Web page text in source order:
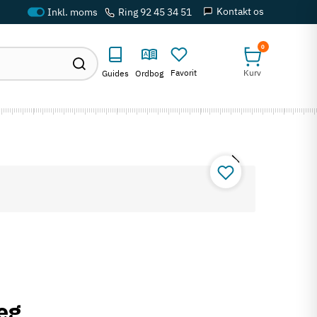
Ring 92 45 34 51 Kontakt os
Guides Ordbog Favorit
0
Kurv